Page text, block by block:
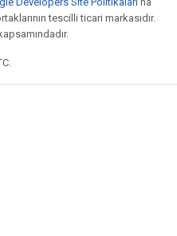
tescilli ticari markasıdır.
kapsamındadır.